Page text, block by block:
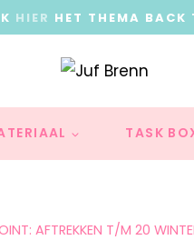
HIER HET THEMA BACK
TASK
AFTREKKEN T/M 20